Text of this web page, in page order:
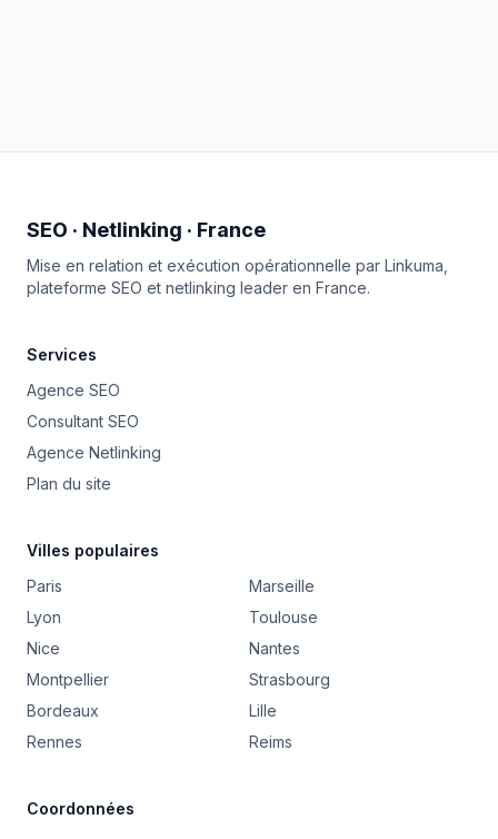
SEO · Netlinking · France
Mise en relation et exécution opérationnelle par Linkuma
plateforme SEO et netlinking leader en France.
Services
Agence SEO
Consultant SEO
Agence Netlinking
Plan du site
Villes populaires
Paris
Marseille
Lyon
Toulouse
Nice
Nantes
Montpellier
Strasbourg
Bordeaux
Lille
Rennes
Reims
Coordonnées